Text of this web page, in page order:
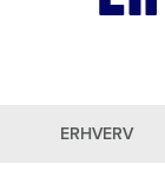
ERHVERV